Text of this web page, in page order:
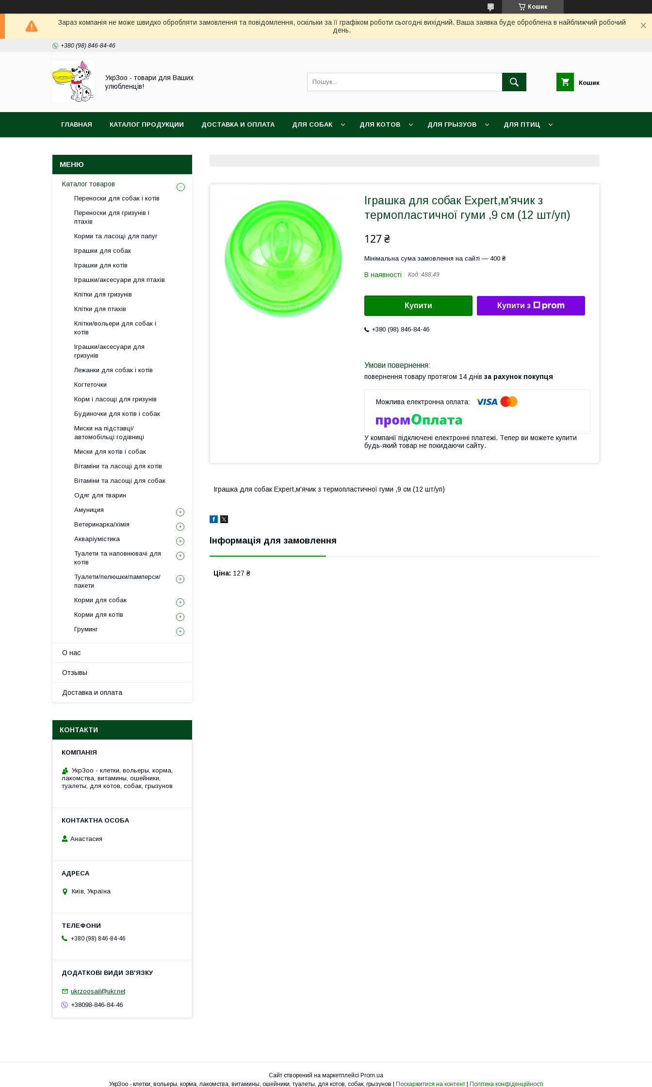
Кошик
Зараз компанія не може швидко обробляти замовлення та повідомлення, оскільки за її графіком роботи сьогодні вихідний. Ваша заявка буде оброблена в найближчий робочий
день.
+380 (98) 846-84-46
УкрЗоо - товари для Ваших
улюбленців!
Кошик
ГЛАВНАЯ КАТАЛОГ ПРОДУКЦИИ ДОСТАВКА И ОПЛАТА ДЛЯ СОБАК ДЛЯ КОТОВ ДЛЯ ГРЫЗУОВ ДЛЯ ПТИЦ
Іграшка для собак Expert,м'ячик з
термопластичної гуми ,9 см (12 шт/уп)
127 ₴
Мінімальна сума замовлення на сайті — 400 ₴
В наявності Код: 488,49
Купити Купити з
+380 (98) 846-84-46
повернення товару протягом 14 днів за рахунок покупця
У компанії підключені електронні платежі. Тепер ви можете купити
будь-який товар не покидаючи сайту.
Іграшка для собак Expert,м'ячик з термопластичної гуми ,9 см (12 шт/уп)
Інформація для замовлення
Ціна: 127 ₴
Каталог товаров
Переноски для собак і котів
Переноски для гризунів і
птахів
Корми та ласощі для папуг
Іграшки для собак
Іграшки для котів
Іграшки/аксесуари для птахів
Клітки для гризунів
Клітки для птахів
Клітки/вольери для собак і
котів
Іграшки/аксесуари для
гризунів
Лежанки для собак і котів
Когтеточки
Корм і ласощі для гризунів
Будиночки для котів і собак
Миски на підставці/
автомобільці годівниці
Миски для котів і собак
Вітаміни та ласощі для котів
Вітаміни та ласощі для собак
Одяг для тварин
Амуниция
Ветеринарка/хімія
Акваріумістика
Туалети та наповнювачі для
котів
Туалети/пелюшки/памперси/
пакети
Корми для собак
Корми для котів
Груминг
О нас
Отзывы
Доставка и оплата
КОНТАКТИ
УкрЗоо - клетки, вольеры, корма,
лакомства, витамины, ошейники,
туалеты, для котов, собак, грызунов
Анастасия
Київ, Україна
+380 (98) 846-84-46
ukrzoosail@ukr.net
+38098-846-84-46
Сайт створений на маркетплейсі Prom.ua
Поскаржитися на контент Політика конфіденційності